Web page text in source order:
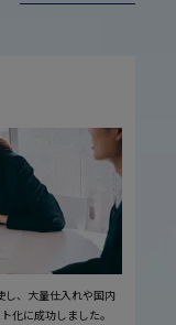
、大量仕入れや国内
化に成功しました。